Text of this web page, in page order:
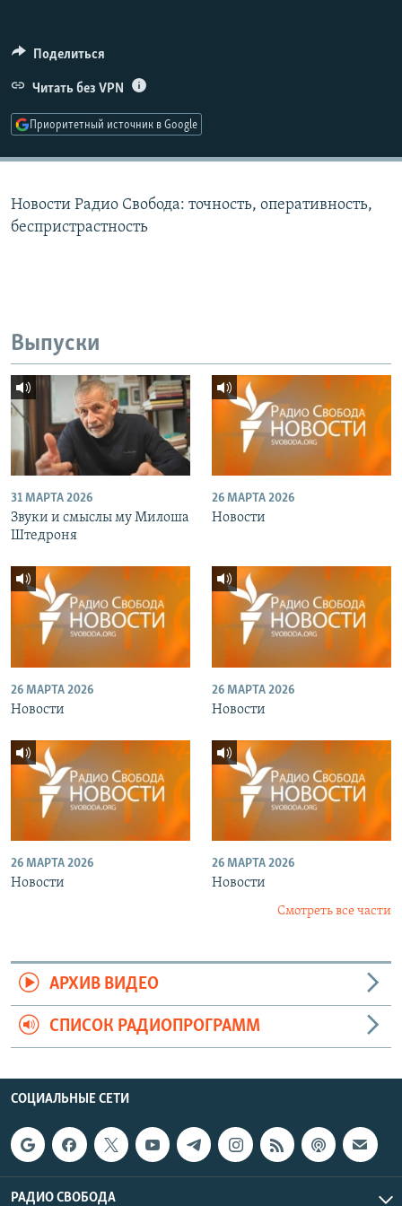
ПОДПИШИТЕСЬ НА РАССЫЛКУ
СОЦИАЛЬНЫЕ СЕТИ
Поделиться
Читать без VPN
Приоритетный источник в Google
Новости Радио Свобода: точность, оперативность,
беспристрастность
Выпуски
31 МАРТА 2026
Звуки и смыслы му Милоша
Штедроня
26 МАРТА 2026
Новости
26 МАРТА 2026
Новости
26 МАРТА 2026
Новости
26 МАРТА 2026
Новости
26 МАРТА 2026
Новости
Смотреть все части
АРХИВ ВИДЕО
СПИСОК РАДИОПРОГРАММ
СОЦИАЛЬНЫЕ СЕТИ
РАДИО СВОБОДА